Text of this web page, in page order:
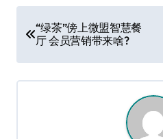
章
导
航
“绿茶”傍上微盟智慧餐
厅 会员营销带来啥?